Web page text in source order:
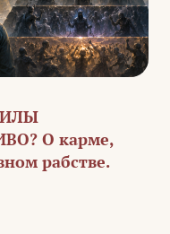
О карме,
рабстве.